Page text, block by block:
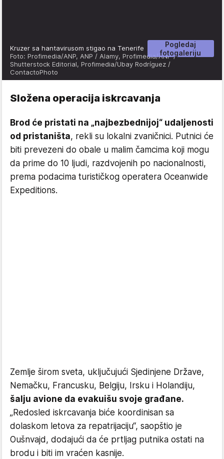
Pogledaj
fotogaleriju
Kruzer sa hantavirusom stigao na Tenerife
Foto: Profimedia/ANP, ANP / Alamy, Profimedia/ANP /
Shutterstock Editorial, Profimedia/Ubay Rodríguez /
ContactoPhoto
Složena operacija iskrcavanja
Brod će pristati na „najbezbednijoj“ udaljenosti
od pristaništa, rekli su lokalni zvaničnici. Putnici će
biti prevezeni do obale u malim čamcima koji mogu
da prime do 10 ljudi, razdvojenih po nacionalnosti,
prema podacima turističkog operatera Oceanwide
Expeditions.
Zemlje širom sveta, uključujući Sjedinjene Države,
Nemačku, Francusku, Belgiju, Irsku i Holandiju,
šalju avione da evakuišu svoje građane.
„Redosled iskrcavanja biće koordinisan sa
dolaskom letova za repatrijaciju“, saopštio je
Oušnvajd, dodajući da će prtljag putnika ostati na
brodu i biti im vraćen kasnije.